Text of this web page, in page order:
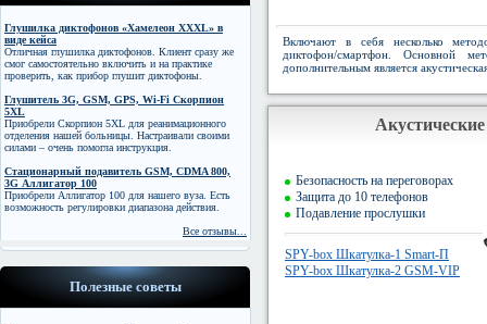
Глушилка диктофонов «Хамелеон XXXL» в
виде кейса
Отличная глушилка диктофонов. Клиент сразу же
смог самостоятельно включить и на практике
проверить, как прибор глушит диктофоны.
Глушитель 3G, GSM, GPS, Wi-Fi Скорпион
5XL
Приобрели Скорпион 5XL для реанимационного
отделения нашей больницы. Настраивали своими
силами – очень помогла инструкция.
Стационарный подавитель GSM, CDMA 800,
3G Аллигатор 100
Приобрели Аллигатор 100 для нашего вуза. Есть
возможность регулировки диапазона действия.
Все отзывы...
Полезные советы
Включают в себя несколько
диктофон/смартфон. Основной
дополнительным является
Безопасность на переговорах
Защита до 10 телефонов
Подавление прослушки
SPY-box Шкатулка-1 Smart-П
SPY-box Шкатулка-2 GSM-VIP